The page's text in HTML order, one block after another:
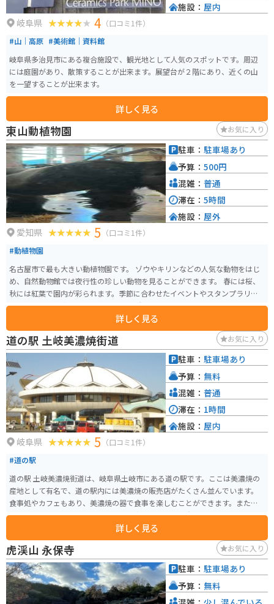
岐阜県 4 （口コミ1件）
#山｜高原 #美術館｜資料館
岐阜県多治見市にある複合施設で、観光地として人気のスポットです。周辺
には庭園があり、散策することが出来ます。展望台が２階にあり、近くの山
を一望することが出来ます。
詳しく見る
施設： 屋内
東山動植物園 お気に入り
愛知県 5 （口コミ1件）
#動植物園
名古屋市で最も大きい動植物園です。 ゾウやキリンなどの人気な動物をはじ
め、自然動物館では夜行性の珍しい動物を見ることができます。 春には桜、
秋には紅葉で園内が彩られます。季節に合わせたイベントやスタンプラリー
も開催され、何度行っても楽しめる場所です。
詳しく見る
駐車： 駐車場あり
予算： 500円
混雑： 普通
滞在： 5時間
施設： 屋外
道の駅 土岐美濃焼街道 お気に入り
岐阜県 5 （口コミ1件）
#道の駅
道の駅 土岐美濃焼街道は、岐阜県土岐市にある道の駅です。ここは美濃焼の
産地として有名で、道の駅内には美濃焼の販売店がたくさん並んでいます。
食事処やカフェもあり、美濃焼の器で食事を楽しむことができます。また、
周辺には美濃焼の窯元や工房が数多く点在しており、陶芸体験ができる施設
ので安心です。周辺の道路は走りやすく、ツーリングにもおすすめです。 土
岐市は美濃焼の他にも、栗や柿などの特産品があります。道の駅でも販売さ
れていることが多いので、お土産にいかがでしょうか。道の駅 土岐美濃焼街
道は、美濃焼の魅力を満喫できるスポットです。
詳しく見る
駐車： 駐車場あり
予算： 無料
混雑： 普通
滞在： 1時間
施設： 屋内
虎渓山 永保寺 お気に入り
駐車： 駐車場あり
予算： 無料